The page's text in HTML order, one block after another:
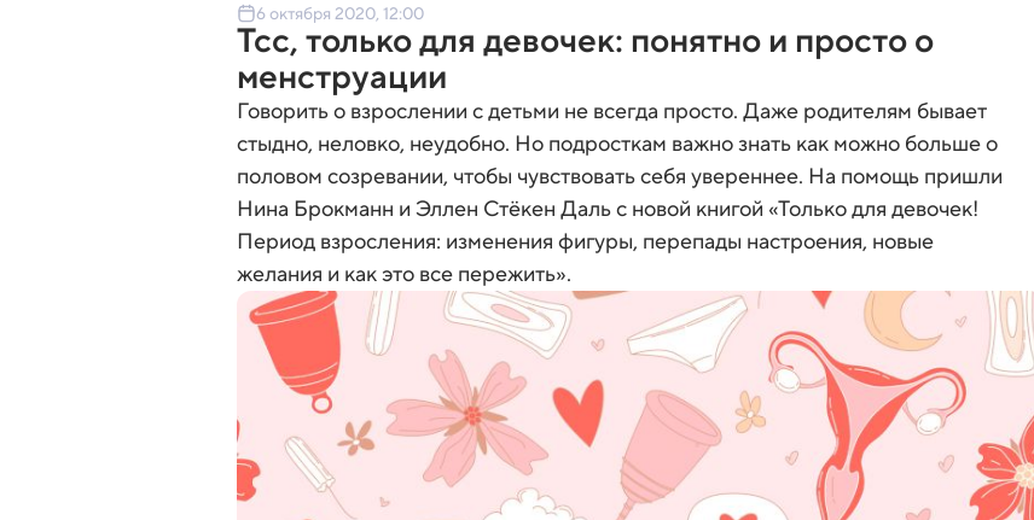
6 октября 2020, 12:00
Тсс, только для девочек: понятно и просто о
менструации
Говорить о взрослении с детьми не всегда просто. Даже родителям бывает
стыдно, неловко, неудобно. Но подросткам важно знать как можно больше о
половом созревании, чтобы чувствовать себя увереннее. На помощь пришли
Нина Брокманн и Эллен Стёкен Даль с новой книгой «Только для девочек!
Период взросления: изменения фигуры, перепады настроения, новые
желания и как это все пережить».